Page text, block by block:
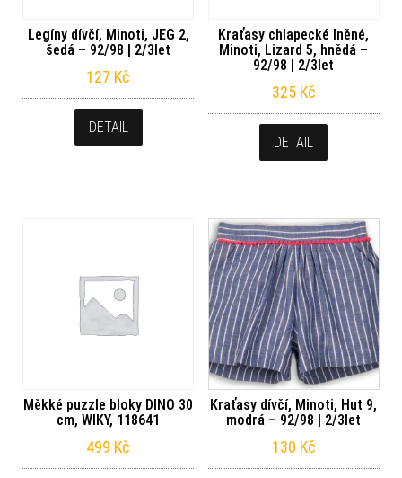
Legíny dívčí, Minoti, JEG 2,
šedá – 92/98 | 2/3let
127 Kč
DETAIL
Kraťasy chlapecké lněné,
Minoti, Lizard 5, hnědá –
92/98 | 2/3let
325 Kč
DETAIL
Měkké puzzle bloky DINO 30
cm, WIKY, 118641
499 Kč
Kraťasy dívčí, Minoti, Hut 9,
modrá – 92/98 | 2/3let
130 Kč